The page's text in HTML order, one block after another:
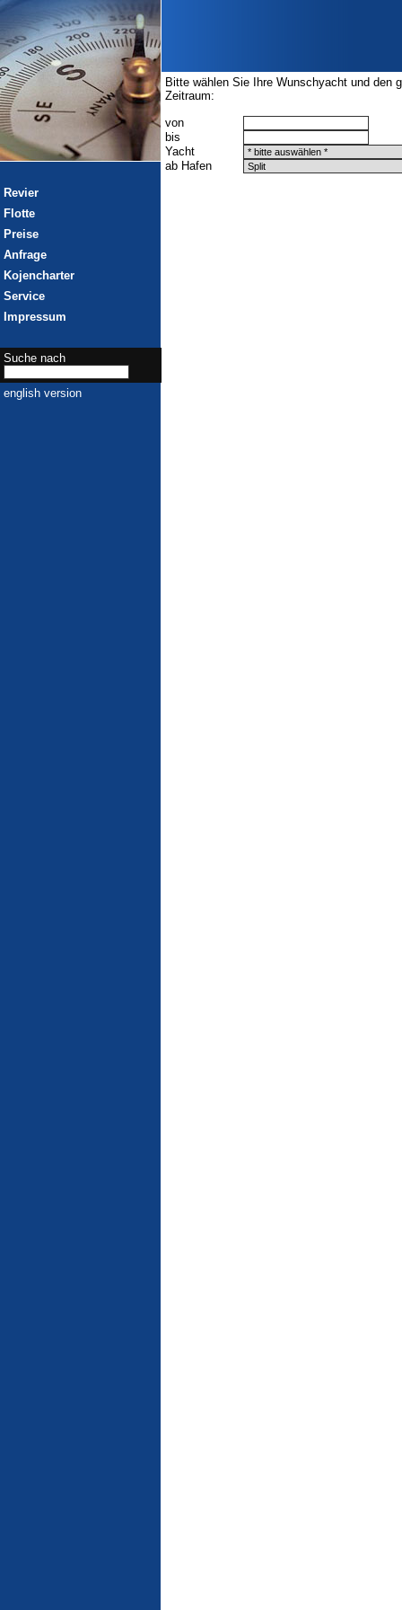
Revier
Flotte
Preise
Anfrage
Kojencharter
Service
Impressum
Suche nach
english version
Bitte wählen Sie Ihre Wunschyacht und den
Zeitraum:
von
bis
Yacht
ab Hafen